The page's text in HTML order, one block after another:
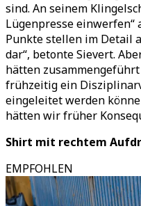
sind. An seinem
Lügenpresse einwerfen“
Punkte stellen im Detail
dar“, betonte Sievert.
hätten
frühzeitig ein
eingeleitet werden
hätten wir früher
Shirt mit rechtem
EMPFOHLEN